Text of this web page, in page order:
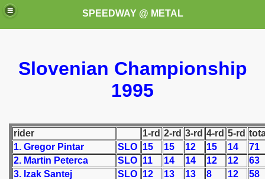
SPEEDWAY @ METAL
Slovenian Championship
1995
rider 1-rd 2-rd 3-rd 4-rd 5-rd
1. Gregor Pintar
SLO 15 15 12 15 14
71
2. Martin Peterca SLO 11 14 14 12 12
63
3. Izak Santej
SLO 12 13 13 8 12
58
these speedway programms)
(My speedway programmes to exchange or sale)